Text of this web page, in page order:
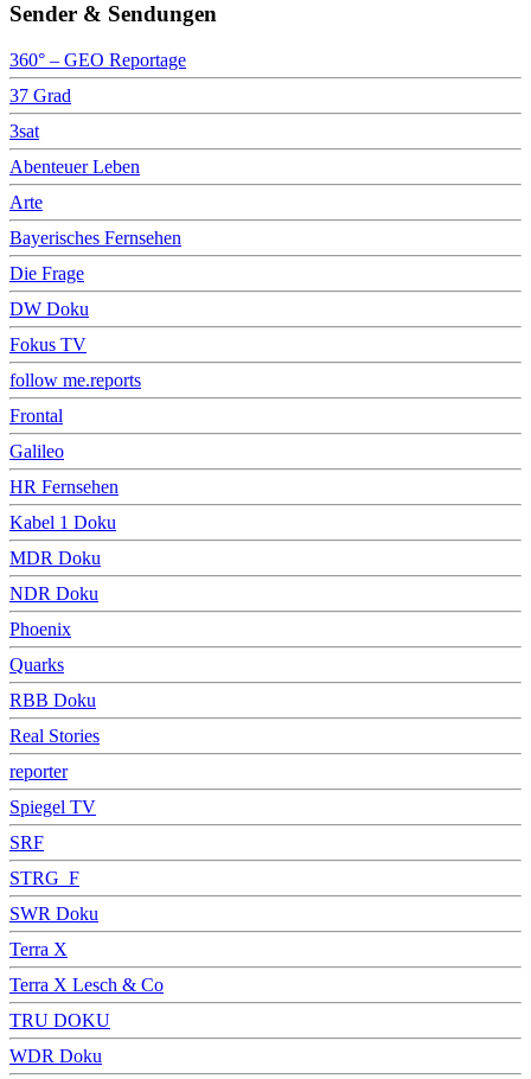
Sender & Sendungen
360° – GEO Reportage
37 Grad
3sat
Abenteuer Leben
Arte
Bayerisches Fernsehen
Die Frage
DW Doku
Fokus TV
follow me.reports
Frontal
Galileo
HR Fernsehen
Kabel 1 Doku
MDR Doku
NDR Doku
Phoenix
Quarks
RBB Doku
Real Stories
reporter
Spiegel TV
SRF
STRG_F
SWR Doku
Terra X
Terra X Lesch & Co
TRU DOKU
WDR Doku